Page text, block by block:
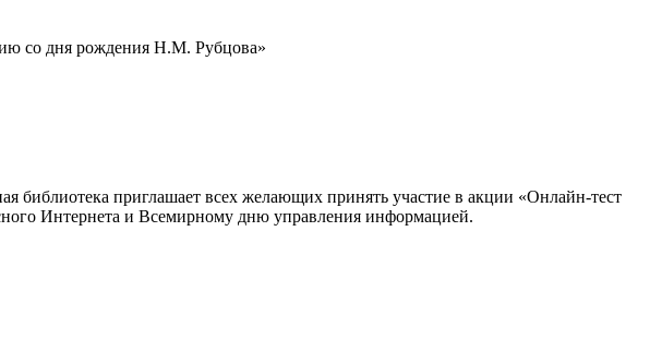
со дня рождения Н.М. Рубцова»
библиотека приглашает всех желающих принять участие в акции «Онлайн-тест
Интернета и Всемирному дню управления информацией.